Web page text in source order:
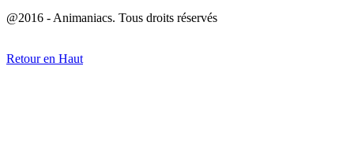
@2016 - Animaniacs. Tous droits réservés
Retour en Haut